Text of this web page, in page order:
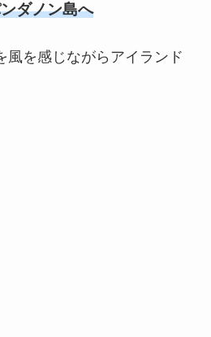
ダノン島へ
風を感じながらアイランド